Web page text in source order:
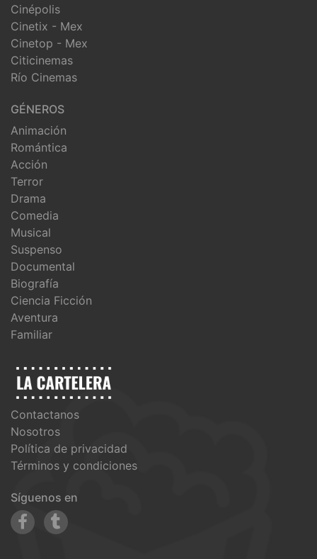
Cinépolis
Cinetix - Mex
Cinetop - Mex
Citicinemas
Río Cinemas
GÉNEROS
Animación
Romántica
Acción
Terror
Drama
Comedia
Musical
Suspenso
Documental
Biografía
Ciencia Ficción
Aventura
Familiar
Contactanos
Nosotros
Política de privacidad
Términos y condiciones
Síguenos en